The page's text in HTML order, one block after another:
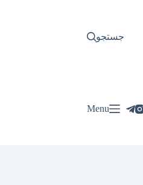
جستجو
Menu